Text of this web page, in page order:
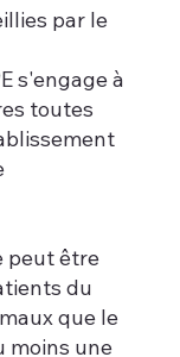
par le
s'engage à
toutes
peut être
du
que le
moins une